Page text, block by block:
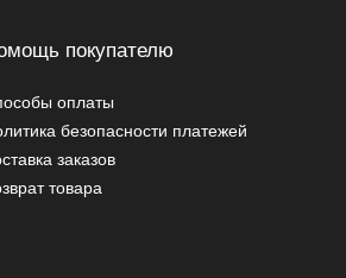
покупателю
оплаты
безопасности платежей
заказов
товара